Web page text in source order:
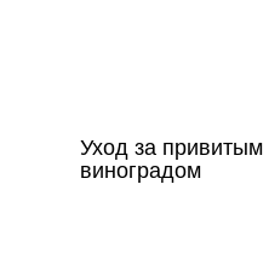
Уход за привитым
виноградом